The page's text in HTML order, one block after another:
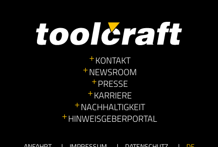
KONTAKT
NEWSROOM
PRESSE
KARRIERE
NACHHALTIGKEIT
HINWEISGEBERPORTAL